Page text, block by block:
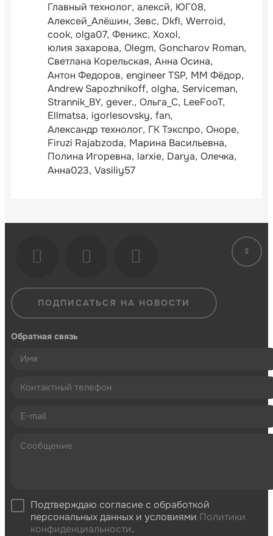
Главный технолог алексй ЮГ08
Алексей_Алёшин Зевс Dkfl Werroid
cook olga07 Феникс Xoxol
юлия захарова Olegm Goncharov Roman
Светлана Корельская Анна Осина
Антон Федоров engineer TSP ММ Фёдор
Andrew Sapozhnikoff olgha Serviceman
Strannik_BY gever. Ольга_С LeeFooT
Ellmatsa igorlesovsky fan
Александр технолог ГК Тэкспро Оноре
Firuzi Rajabzoda Марина Васильевна
Полина Игоревна larxie Darya Олечка
Анна023 Vasiliy57
ПОДПИСАТЬСЯ НА НОВОСТИ
Обратная связь
Подтверждаю согласие с обработкой
персональных данных и условиями Политики
конфиденциальности.